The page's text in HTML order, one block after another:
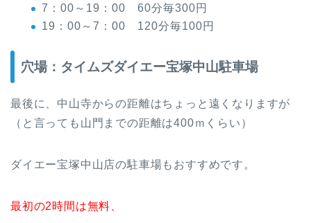
7：00～19：00 60分毎300円
19：00～7：00 120分毎100円
穴場：タイムズダイエー宝塚中山駐車場
最後に、中山寺からの距離はちょっと遠くなりますが
（と言っても山門までの距離は400ｍくらい）
ダイエー宝塚中山店の駐車場もおすすめです。
最初の2時間は無料、